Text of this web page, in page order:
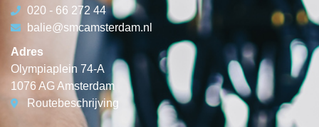
020 - 66 272 44
balie@smcamsterdam.nl
Adres
Olympiaplein 74-A
1076 AG Amsterdam
Routebeschrijving